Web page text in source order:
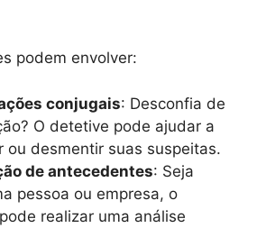
podem envolver:
conjugais: Desconfia de
O detetive pode ajudar a
ou desmentir suas suspeitas.
de antecedentes: Seja
pessoa ou empresa, o
realizar uma análise